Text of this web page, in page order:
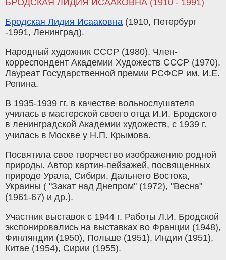
БРОДСКАЯ ЛИДИЯ ИСААКОВНА (1910 - 1991)
Бродская Лидия Исааковна (1910, Петербург
-1991, Ленинград).
Народный художник СССР (1980). Член-
корреспондент Академии Художеств СССР (1970).
Лауреат Государственной премии РСФСР им. И.Е.
Репина.
В 1935-1939 гг. в качестве вольнослушателя
училась в мастерской своего отца И.И. Бродского
в ленинградской Академии художеств, с 1939 г.
училась в Москве у Н.П. Крымова.
Посвятила свое творчество изображению родной
природы. Автор картин-пейзажей, посвященных
природе Урала, Сибири, Дальнего Востока,
Украины ( "Закат над Днепром" (1972), "Весна"
(1961-67) и др.).
Участник выставок с 1944 г. Работы Л.И. Бродской
экспонировались на выставках во Франции (1948),
Финляндии (1950), Польше (1951), Индии (1951),
Китае (1954), Сирии (1955).